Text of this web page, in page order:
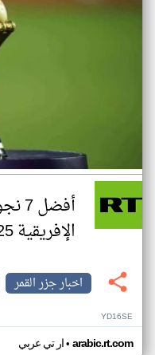
الإفريقية 2025
اخبار جزر القمر
YD16SE
ار تي عربي• arabic.rt.com